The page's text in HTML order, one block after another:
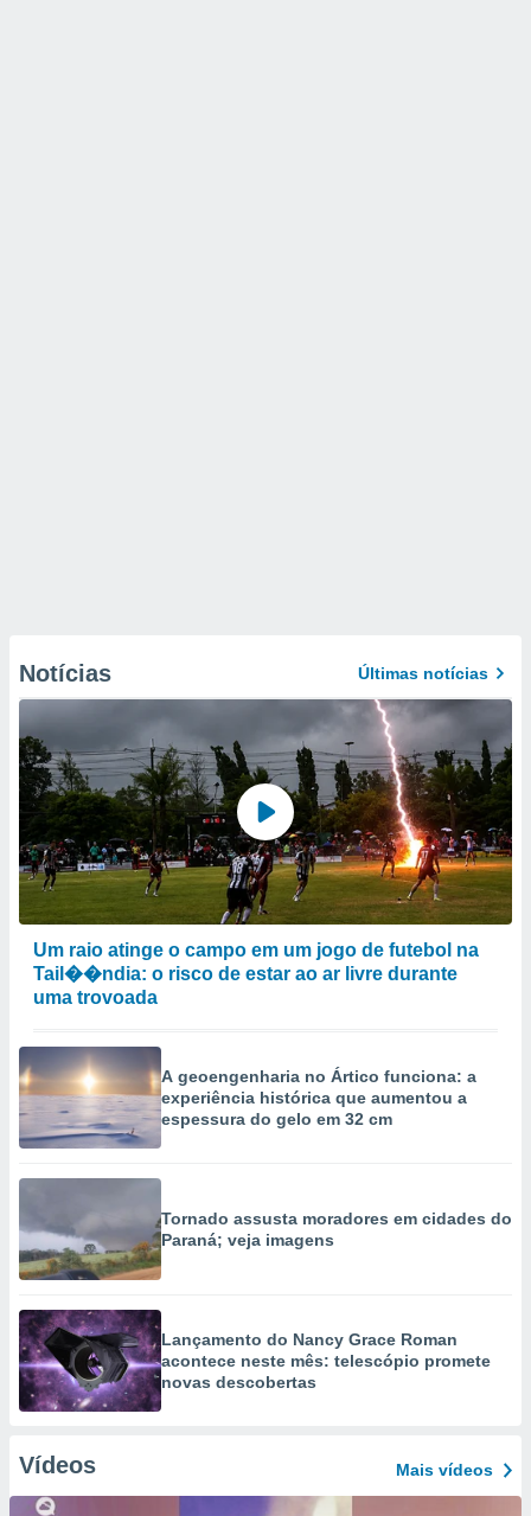
Notícias Últimas notícias
Um raio atinge o campo em um jogo de futebol na
Tail��ndia: o risco de estar ao ar livre durante
uma trovoada
A geoengenharia no Ártico funciona: a
experiência histórica que aumentou a
espessura do gelo em 32 cm
Tornado assusta moradores em cidades do
Paraná; veja imagens
Lançamento do Nancy Grace Roman
acontece neste mês: telescópio promete
novas descobertas
Vídeos Mais vídeos